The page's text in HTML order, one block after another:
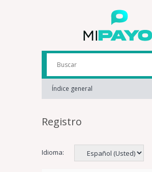
Índice general
Registro
Idioma: